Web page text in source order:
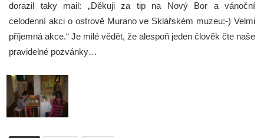
dorazil taky mail: „Děkuji za tip na Nový Bor a vánoční
celodenní akci o ostrově Murano ve Sklářském muzeu:-) Velmi
příjemná akce.“ Je milé vědět, že alespoň jeden člověk čte naše
pravidelné pozvánky…